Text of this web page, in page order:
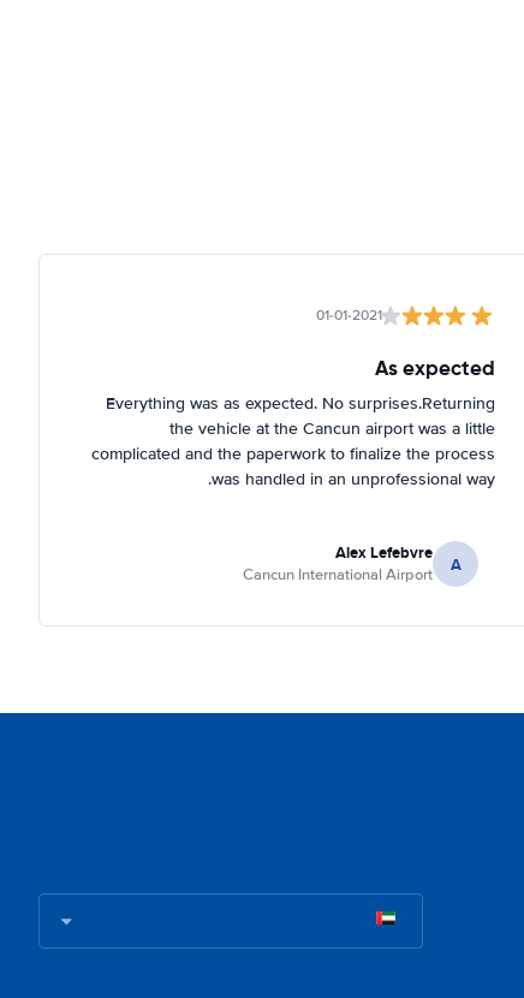
01-01-2021
As expected
Everything was as expected. No surprises.Returning
the vehicle at the Cancun airport was a little
complicated and the paperwork to finalize the process
was handled in an unprofessional way.
A
Alex Lefebvre
Cancun International Airport